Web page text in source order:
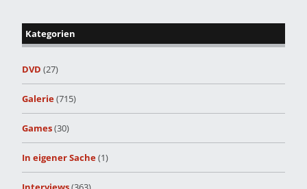
Kategorien
DVD (27)
Galerie(715)
Games(30)
In eigener Sache(1)